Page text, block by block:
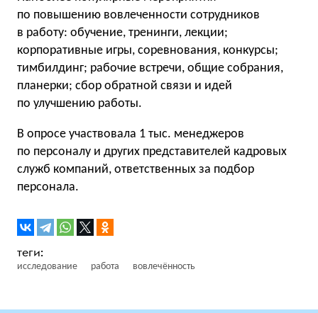
по повышению вовлеченности сотрудников
в работу: обучение, тренинги, лекции;
корпоративные игры, соревнования, конкурсы;
тимбилдинг; рабочие встречи, общие собрания,
планерки; сбор обратной связи и идей
по улучшению работы.
В опросе участвовала 1 тыс. менеджеров
по персоналу и других представителей кадровых
служб компаний, ответственных за подбор
персонала.
исследование работа вовлечённость